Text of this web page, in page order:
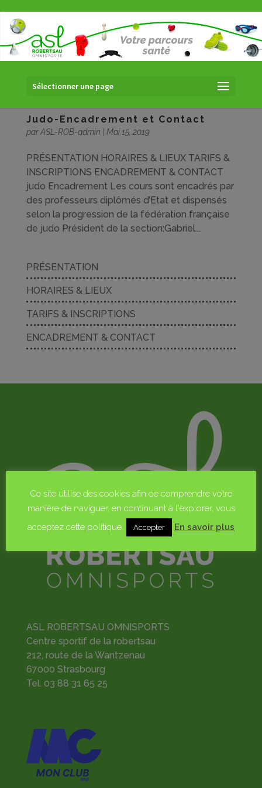
Sélectionner une page
Judo-Encadrement et Contact
parASL-ROB-admin Mai 15, 2019
PRÉSENTATION HORAIRES & LIEUX TARIFS &
INSCRIPTIONS ENCADREMENT & CONTACT
judo Encadrement Les cours sont encadrés par
des professeurs diplômés d’Etat et dispensés
selon la progression de la fédération française
de judo Président de la section:Gabriel...
PRÉSENTATION
HORAIRES & LIEUX
TARIFS & INSCRIPTIONS
ENCADREMENT & CONTACT
ASL ROBERTSAU OMNISPORTS
Centre sportif de la robertsau
212, route de la Wantzenau
67000 Strasbourg
Tel. 03 88 31 65 25
Ce site utilise des cookies afin de comprendre votre
manière de naviguer, en continuant à l'explorer, vous
acceptez cette politique.
Accepter En savoir plus